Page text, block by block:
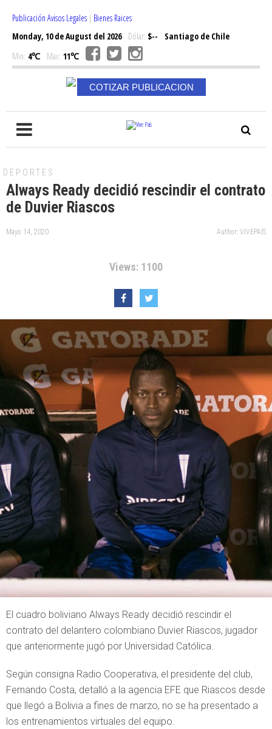
Publicación Avisos Legales | Bienes Raices
Monday, 10 de August del 2026Dólar: $--
Santiago de Chile
Min: 4℃ Max: 11℃
COTIZAR PUBLICACION
DEPORTES
Always Ready decidió rescindir el contrato
de Duvier Riascos
Mayo 14, 2020 Author: VIVEPAIS
Views: 1100
El cuadro boliviano Always Ready decidió rescindir el
contrato del delantero colombiano Duvier Riascos, jugador
que anteriormente jugó por Universidad Católica.
Según consigna Radio Cooperativa, el presidente del club,
Fernando Costa, detalló a la agencia EFE que Riascos desde
que llegó a Bolivia a fines de marzo, no se ha presentado a
los entrenamientos virtuales del equipo.